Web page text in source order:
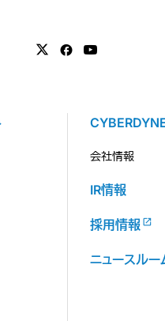
会社情報
IR情報
採用情報
ニュースルー